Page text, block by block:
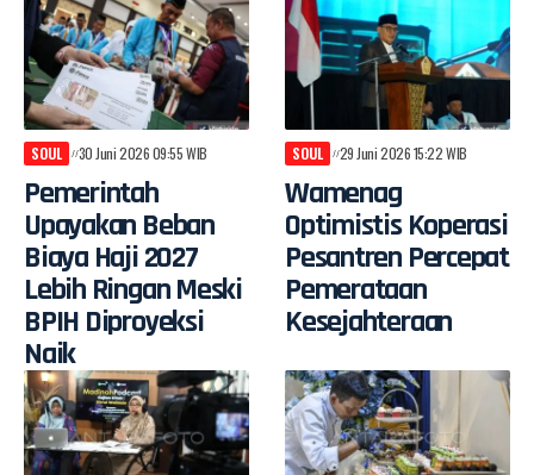
SOUL 30 Juni 2026 09:55 WIB
Pemerintah
Upayakan Beban
Biaya Haji 2027
Lebih Ringan Meski
BPIH Diproyeksi
Naik
SOUL 29 Juni 2026 15:22 WIB
Wamenag
Optimistis Koperasi
Pesantren Percepat
Pemerataan
Kesejahteraan